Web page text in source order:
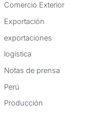
Comercio Exterior
Exportación
exportaciones
logística
Notas de prensa
Perú
Producción